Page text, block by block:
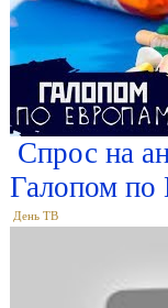
Спрос на
Галопом по
День ТВ